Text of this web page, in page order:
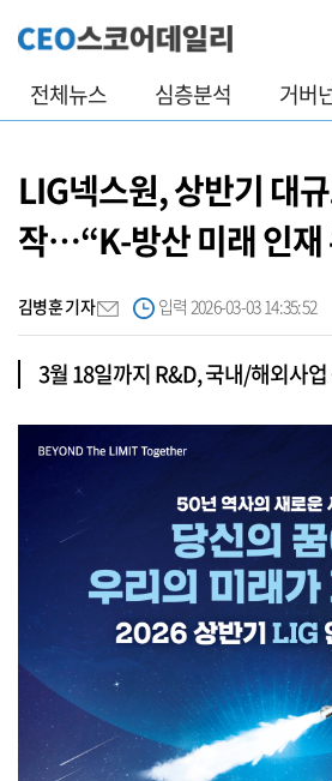
전체뉴스 심층분석 거버
LIG넥스원, 상반기 대
작…“K-방산 미래 인재
김병훈 기자 입력 2026-03-03 14:35:52
3월 18일까지 R&D, 국내/해외사